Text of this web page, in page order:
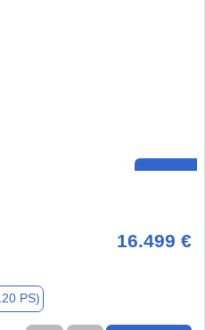
16.499 €
PS)